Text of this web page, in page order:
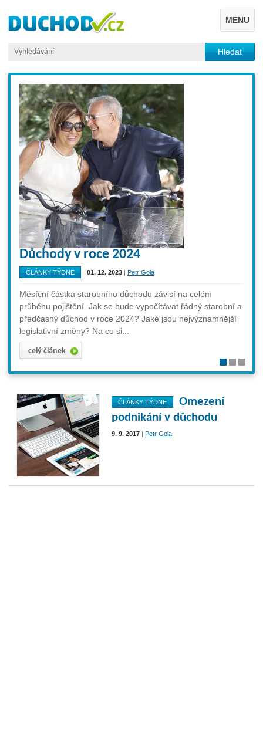
MENU
Důchody v roce 2024
ČLÁNKY TÝDNE 01. 12. 2023 Petr Gola
Měsíční částka starobního důchodu závisí na celém
průběhu pojištění. Jak se bude vypočítávat řádný starobní a
předčasný důchod v roce 2024? Jaké jsou nejvýznamnější
legislativní změny? Na co si...
celý článek
ČLÁNKY TÝDNE
Omezení
podnikání v důchodu
9. 9. 2017 Petr Gola